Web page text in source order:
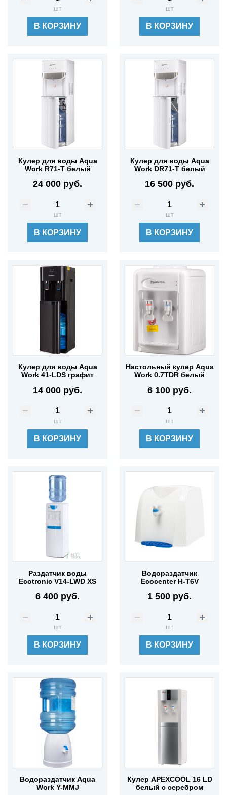
шт
В КОРЗИНУ
шт
В КОРЗИНУ
Кулер для воды Aqua
Work R71-T белый
24 000 руб.
шт
В КОРЗИНУ
Кулер для воды Aqua
Work DR71-T белый
16 500 руб.
шт
В КОРЗИНУ
Кулер для воды Aqua
Work 41-LDS графит
14 000 руб.
шт
В КОРЗИНУ
Настольный кулер Aqua
Work 0.7TDR белый
6 100 руб.
шт
В КОРЗИНУ
Раздатчик воды
Ecotronic V14-LWD XS
6 400 руб.
шт
В КОРЗИНУ
Водораздатчик
Ecocenter Н-T6V
1 500 руб.
шт
В КОРЗИНУ
Водораздатчик Aqua
Work Y-MMJ
Кулер APEXCOOL 16 LD
белый с серебром